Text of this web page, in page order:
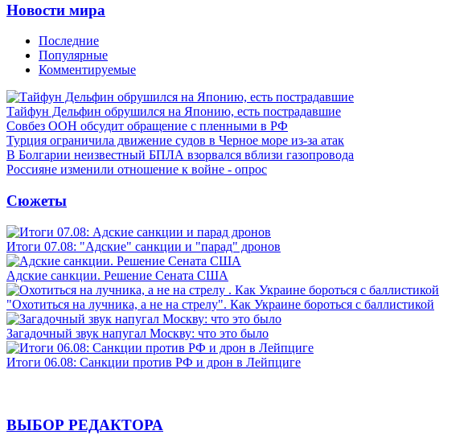
Новости мира
Последние
Популярные
Комментируемые
Тайфун Дельфин обрушился на Японию, есть пострадавшие
Совбез ООН обсудит обращение с пленными в РФ
Турция ограничила движение судов в Черное море из-за атак
В Болгарии неизвестный БПЛА взорвался вблизи газопровода
Россияне изменили отношение к войне - опрос
Сюжеты
Итоги 07.08: "Адские" санкции и "парад" дронов
Адские санкции. Решение Сената США
"Охотиться на лучника, а не на стрелу". Как Украине бороться с баллистикой
Загадочный звук напугал Москву: что это было
Итоги 06.08: Санкции против РФ и дрон в Лейпциге
ВЫБОР РЕДАКТОРА